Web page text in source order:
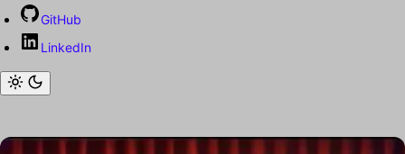
GitHub
LinkedIn